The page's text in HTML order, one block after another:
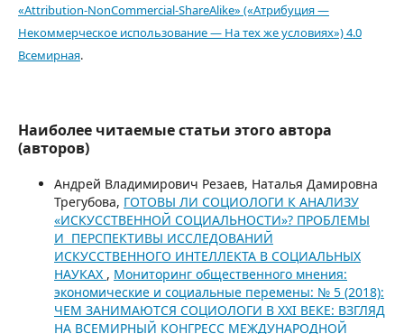
«Attribution-NonCommercial-ShareAlike» («Атрибуция —
Некоммерческое использование — На тех же условиях») 4.0
Всемирная.
Наиболее читаемые статьи этого автора
(авторов)
Андрей Владимирович Резаев, Наталья Дамировна
Трегубова, ГОТОВЫ ЛИ СОЦИОЛОГИ К АНАЛИЗУ
«ИСКУССТВЕННОЙ СОЦИАЛЬНОСТИ»? ПРОБЛЕМЫ
И ПЕРСПЕКТИВЫ ИССЛЕДОВАНИЙ
ИСКУССТВЕННОГО ИНТЕЛЛЕКТА В СОЦИАЛЬНЫХ
НАУКАХ , Мониторинг общественного мнения:
экономические и социальные перемены: № 5 (2018):
ЧЕМ ЗАНИМАЮТСЯ СОЦИОЛОГИ В XXI ВЕКЕ: ВЗГЛЯД
НА ВСЕМИРНЫЙ КОНГРЕСС МЕЖДУНАРОДНОЙ